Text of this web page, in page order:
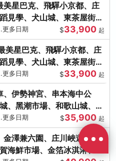
星巴克、飛驒小京都、庄
見學、犬山城、東茶屋街、
多日期 $33,900 起
美星巴克、飛驒小京都、庄
見學、犬山城、東茶屋街、
多日期 $33,900 起
伊勢神宮、串本海中公
、黑潮市場、和歌山城、伊
多日期 $35,900 起
澤兼六園、庄川峽遊船、
海鮮市場、金箔冰淇淋、鰻